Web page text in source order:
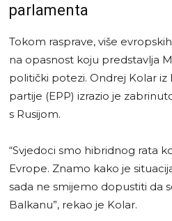
parlamenta
Tokom rasprave, više
na opasnost koju predstavlja
politički potezi. Ondrej Kolar
partije (EPP) izrazio je
s Rusijom.
“Svjedoci smo hibridnog rata
Evrope. Znamo kako je
sada ne smijemo dopustiti da
Balkanu”, rekao je Kolar.